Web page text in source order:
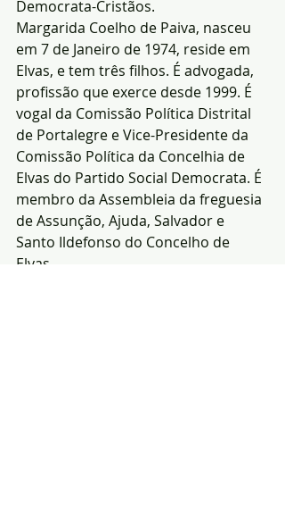
Democrata-Cristãos.
Margarida Coelho de Paiva, nasceu
em 7 de Janeiro de 1974, reside em
Elvas, e tem três filhos. É advogada,
profissão que exerce desde 1999. É
vogal da Comissão Política Distrital
de Portalegre e Vice-Presidente da
Comissão Política da Concelhia de
Elvas do Partido Social Democrata. É
membro da Assembleia da freguesia
de Assunção, Ajuda, Salvador e
Santo Ildefonso do Concelho de
Elvas.